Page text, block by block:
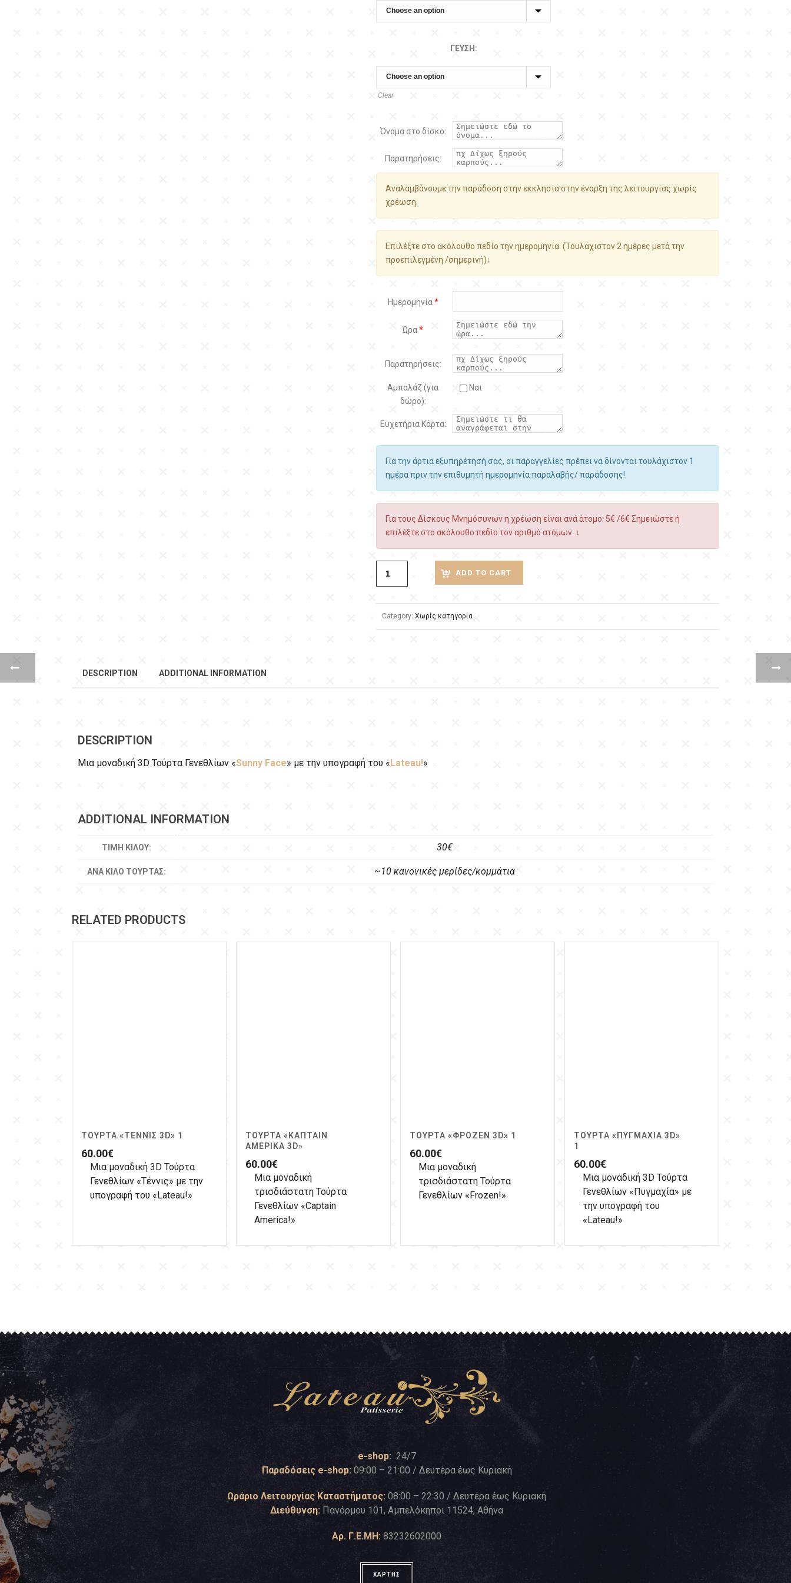
ΓΕΎΣΗ:
Clear
Όνομα στο δίσκο:
Παρατηρήσεις:
Αναλαμβάνουμε την παράδοση στην εκκλησία στην έναρξη της λειτουργίας χωρίς
χρέωση.
Επιλέξτε στο ακόλουθο πεδίο την ημερομηνία. (Τουλάχιστον 2 ημέρες μετά την
προεπιλεγμένη /σημερινή)↓
Ημερομηνία*
Ώρα*
Παρατηρήσεις:
Αμπαλάζ (για
δώρο):
Ναι
Ευχετήρια Κάρτα:
Για την άρτια εξυπηρέτησή σας, οι παραγγελίες πρέπει να δίνονται τουλάχιστον 1
ημέρα πριν την επιθυμητή ημερομηνία παραλαβής/ παράδοσης!
Για τους Δίσκους Μνημόσυνων η χρέωση είναι ανά άτομο: 5€ /6€ Σημειώστε ή
επιλέξτε στο ακόλουθο πεδίο τον αριθμό ατόμων: ↓
ADD TO CART
Category: Χωρίς κατηγορία
DESCRIPTION ADDITIONAL INFORMATION
DESCRIPTION
Μια μοναδική 3D Τούρτα Γενεθλίων «Sunny Face» με την υπογραφή του «Lateau!»
ADDITIONAL INFORMATION
ΤΙΜΉ ΚΙΛΟΎ: 30€
ΑΝΆ ΚΙΛΌ ΤΟΎΡΤΑΣ: ~10 κανονικές μερίδες/κομμάτια
RELATED PRODUCTS
ΤΟΎΡΤΑ «ΤΈΝΝΙΣ 3D» 1
60.00€
Μια μοναδική 3D Τούρτα
Γενεθλίων «Τέννις» με την
υπογραφή του «Lateau!»
ΤΟΎΡΤΑ «ΚΆΠΤΑΙΝ
ΑΜΈΡΙΚΑ 3D»
60.00€
Μια μοναδική
τρισδιάστατη Τούρτα
Γενεθλίων «Captain
America!»
ΤΟΎΡΤΑ «ΦΡΌΖΕΝ 3D» 1
60.00€
Μια μοναδική
τρισδιάστατη Τούρτα
Γενεθλίων «Frozen!»
ΤΟΎΡΤΑ «ΠΥΓΜΑΧΊΑ 3D»
1
60.00€
Μια μοναδική 3D Τούρτα
Γενεθλίων «Πυγμαχία» με
την υπογραφή του
«Lateau!»
e-shop: 24/7
Παραδόσεις e-shop: 09:00 – 21:00 / Δευτέρα έως Κυριακή
Ωράριο Λειτουργίας Καταστήματος: 08:00 – 22:30 / Δευτέρα έως Κυριακή
Διεύθυνση: Πανόρμου 101, Αμπελόκηποι 11524, Αθήνα
Αρ. Γ.Ε.ΜΗ: 83232602000
ΧΑΡΤΗΣ